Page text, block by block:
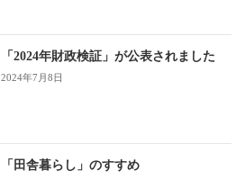
「2024年財政検証」が公表されました
2024年7月8日
「田舎暮らし」のすすめ